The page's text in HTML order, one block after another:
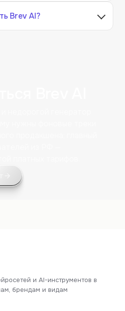
Brev AI?
и AI-инструментов в
брендам и видам